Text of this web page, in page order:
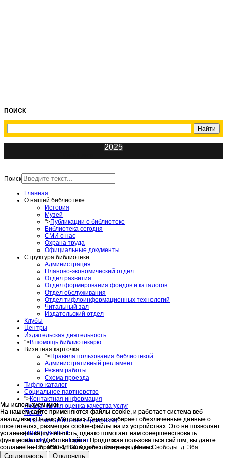
Мы используем куки
На нашем сайте применяются файлы cookie, и работает система веб-
аналитики «Яндекс Метрика».Сервис собирает обезличенные данные о
посетителях, размещая cookie-файлы на их устройствах. Это не позволяет
установить вашу личность, однако помогает нам совершенствовать
функционал и удобство сайта. Продолжая пользоваться сайтом, вы даёте
согласие на обработку Ваших обезличенных данных.
Соглашаюсь Отклонить
ПОИСК
2025
Поиск
Главная
О нашей библиотеке
История
Музей
">Публикации о библиотеке
Библиотека сегодня
СМИ о нас
Охрана труда
Официальные документы
Структура библиотеки
Администрация
Планово-экономический отдел
Отдел развития
Отдел формирования фондов и каталогов
Отдел обслуживания
Отдел тифлоинформационных технологий
Читальный зал
Издательский отдел
Клубы
Центры
Издательская деятельность
">В помощь библиотекарю
Визитная карточка
">Правила пользования библиотекой
Административный регламент
Режим работы
Схема проезда
Тифло-каталог
Социальное партнерство
">Контактная информация
Независимая оценка качества услуг
Поиск
">Противодействие терроризму
(4842) 56-28-51
slbook@adm.kaluga.ru
Пн.-Пт.: 9.00-18.00 Адрес: г. Калуга ул. Поле Свободы. д. 36а
Мы используем куки
На нашем сайте применяются файлы cookie, и работает система веб-
аналитики «Яндекс Метрика».Сервис собирает обезличенные данные о
посетителях, размещая cookie-файлы на их устройствах. Это не позволяет
установить вашу личность, однако помогает нам совершенствовать
функционал и удобство сайта. Продолжая пользоваться сайтом, вы даёте
согласие на обработку Ваших обезличенных данных.
Соглашаюсь Отклонить